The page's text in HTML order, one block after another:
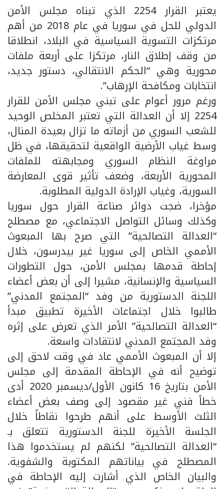
يعتبر القرار 2254 الذي تبناه مجلس الأمن
الدولي للحل في سوريا في عام 2018 من أهم
مرتكزات التسوية السياسية في البلاد، انطلاقا
من وقف إطلاق النار، مرتكزا على أربعة ملفات
محورية وهي “الحكم الانتقالي، دستور جديد،
انتخابات ومكافحة الإرهاب”.
ورغم مرور أعوام على تبني مجلس الأمن للقرار
2254 إلا أن العدالة التي تعتبر المخلص الوحيد
للشعب السوري من أزماته ما تزال بعيدة المنال،
وسط غياب الأرضية الواقعية لتحقيقها، في ظل
مراوغة النظام السوري ومجابهته للملفات
المحورية الأربعة، وضعف تأثير قوى المعارضة
السورية، وغياب الإرادة الدولية المطلوبة.
مؤخرا، ضجت دوائر صناعة القرار حول سوريا
وكذلك وسائل التواصل الاجتماعي، مع مصطلح
“العدالة التصالحية” التي صرح بها المبعوث
الأممي الخاص إلى سوريا غير بيدرسون، خلال
إحاطة قدمها بمجلس الأمن، حول التطورات
السياسية والإنسانية، مشيرا إلى أن بعض أعضاء
اللجنة الدستورية من وفد “المجتمع المدني”
طالبوا خلال اجتماعات الأخيرة تطبيق مبدأ
“العدالة التصالحية” الأمر الذي تعرض على إثره
وفد المجتمع المدني لانتقادات واسعة.
إلا أن المبعوث الأممي عاد في وقت لاحق إلى
توضيح أنه في الإحاطة المقدمة إلى مجلس
الأمن بتاريخ 16 كانون الأول/ديسمبر 2020 أدى
خطأ فني غير مقصود إلى وصف بعض أعضاء
الثلث الأوسط على أنهم طرحوا نقاطاً خلال
الجلسة الأخيرة للجنة الدستورية تتعلق بـ
“العدالة التصالحية” لكنهم لم يستخدموا هذا
المصطلح في بياناتهم المكتوبة والشفوية.
والبيان الخاص الذي أشارت إليه الإحاطة في